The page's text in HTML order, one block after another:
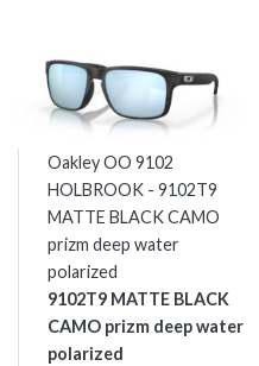
Oakley OO 9102
HOLBROOK - 9102T9
MATTE BLACK CAMO
prizm deep water
polarized
9102T9 MATTE BLACK
CAMO prizm deep water
polarized